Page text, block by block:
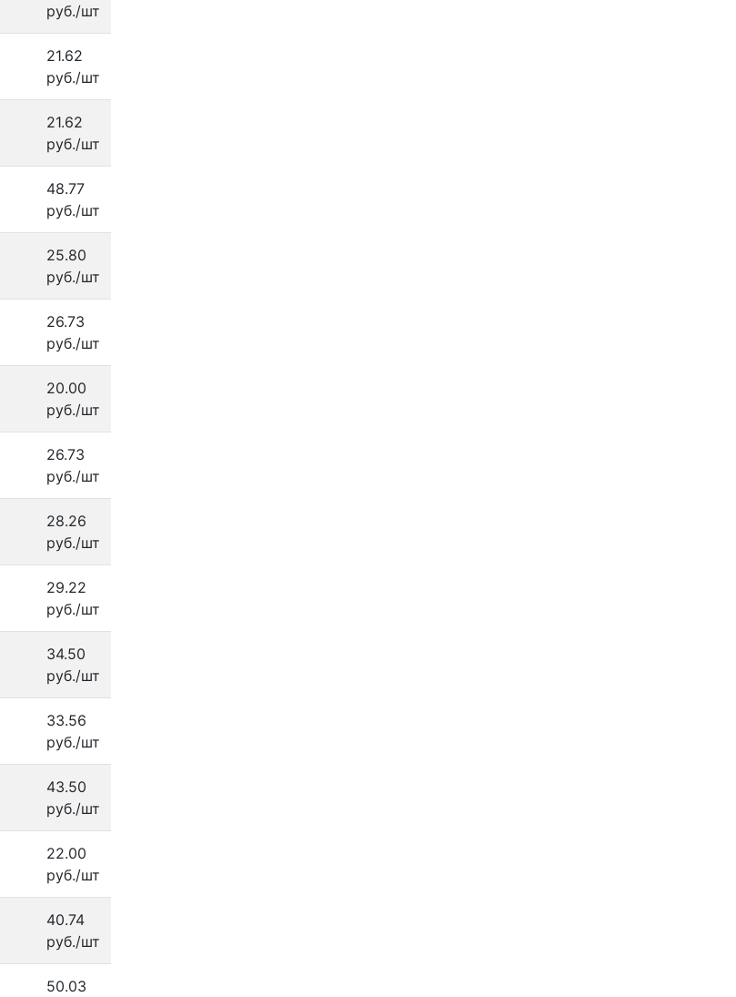
руб./шт
21.62
руб./шт
21.62
руб./шт
48.77
руб./шт
25.80
руб./шт
26.73
руб./шт
20.00
руб./шт
26.73
руб./шт
28.26
руб./шт
29.22
руб./шт
34.50
руб./шт
33.56
руб./шт
43.50
руб./шт
22.00
руб./шт
40.74
руб./шт
50.03